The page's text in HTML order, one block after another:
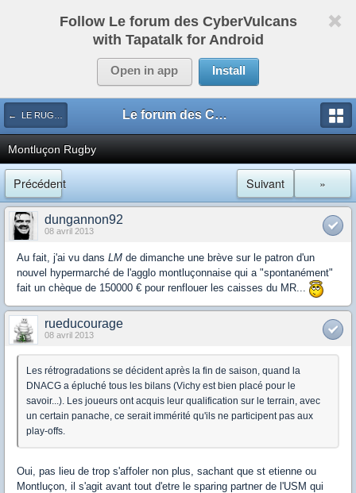
Follow Le forum des CyberVulcans
with Tapatalk for Android
Open in app Install
← LE RUGBY DE CHEZ NOUS Le forum des CyberVulcans
Montluçon Rugby
Précédent »
Suivant
dungannon92
08 avril 2013
Au fait, j'ai vu dans LM de dimanche une brève sur le patron d'un
nouvel hypermarché de l'agglo montluçonnaise qui a "spontanément"
fait un chèque de 150000 € pour renflouer les caisses du MR...
rueducourage
08 avril 2013
Les rétrogradations se décident après la fin de saison, quand la
DNACG a épluché tous les bilans (Vichy est bien placé pour le
savoir...). Les joueurs ont acquis leur qualification sur le terrain, avec
un certain panache, ce serait immérité qu'ils ne participent pas aux
play-offs.
Oui, pas lieu de trop s'affoler non plus, sachant que st etienne ou
Montluçon, il s'agit avant tout d'etre le sparing partner de l'USM qui